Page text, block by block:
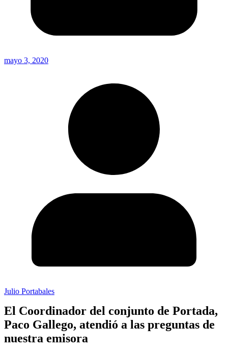
mayo 3, 2020
Julio Portabales
El Coordinador del conjunto de Portada,
Paco Gallego, atendió a las preguntas de
nuestra emisora